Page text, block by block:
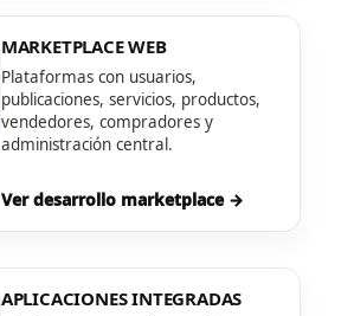
MARKETPLACE WEB
Plataformas con usuarios,
publicaciones, servicios, productos,
vendedores, compradores y
administración central.
Ver desarrollo marketplace →
APLICACIONES INTEGRADAS